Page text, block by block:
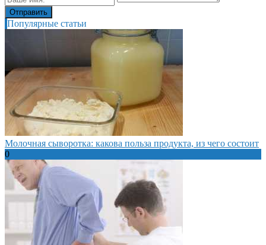
Популярные статьи
Молочная сыворотка: какова польза продукта, из чего состоит
0